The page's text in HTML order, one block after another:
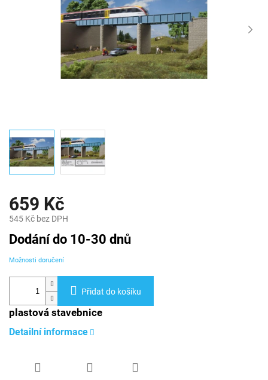
659 Kč
545 Kč bez DPH
Měrná
cena:
Dodání do 10-30 dnů
Možnosti doručení
Přidat do košíku
plastová stavebnice
Detailní informace